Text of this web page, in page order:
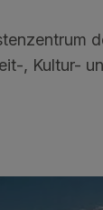
, Kultur-